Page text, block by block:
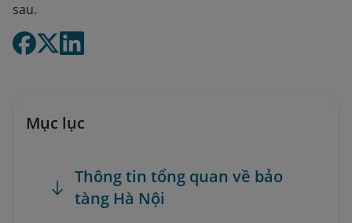
sau.
Mục lục
Thông tin tổng quan về bảo
tàng Hà Nội